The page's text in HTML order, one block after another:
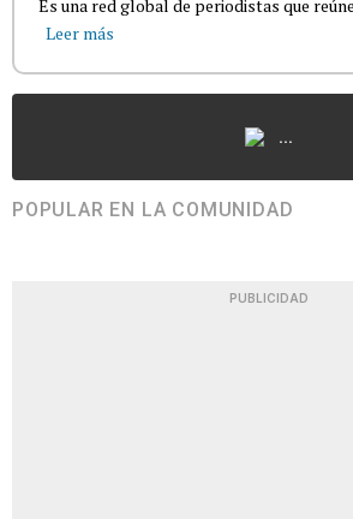
Es una red global de periodistas que
Leer más
...
POPULAR EN LA COMUNIDAD
PUBLICIDAD